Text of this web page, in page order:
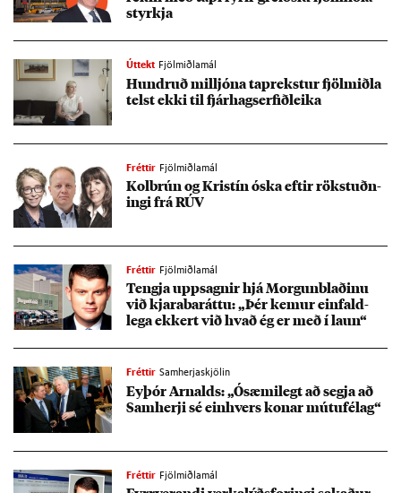
styrkja
Úttekt Fjölmiðlamál
Hundruð millj­óna ta­prekst­ur fjöl­miðla
telst ekki til fjár­hagserf­ið­leika
Fréttir Fjölmiðlamál
Kol­brún og Krist­ín óska eft­ir rök­stuðn­
ingi frá RÚV
Fréttir Fjölmiðlamál
Tengja upp­sagn­ir hjá Morg­un­blað­inu
við kjara­bar­áttu: „Þér kem­ur ein­fald­
lega ekk­ert við hvað ég er með í laun“
Fréttir Samherjaskjölin
Ey­þór Arn­alds: „Ósæmi­legt að segja að
Sam­herji sé ein­hvers kon­ar mútu­fé­lag“
Fréttir Fjölmiðlamál